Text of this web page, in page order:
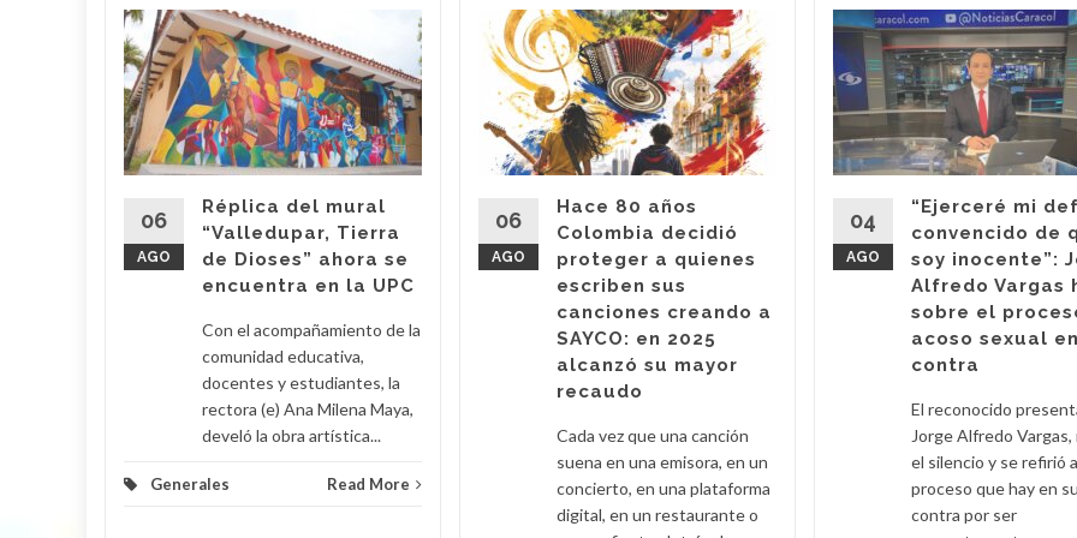
06
AGO
Réplica del mural
“Valledupar, Tierra
de Dioses” ahora se
encuentra en la UPC
Con el acompañamiento de la
comunidad educativa,
docentes y estudiantes, la
rectora (e) Ana Milena Maya,
develó la obra artística...
Generales Read More
06
AGO
Hace 80 años
Colombia decidió
proteger a quienes
escriben sus
canciones creando a
SAYCO: en 2025
alcanzó su mayor
recaudo
Cada vez que una canción
suena en una emisora, en un
concierto, en una plataforma
digital, en un restaurante o
04
AGO
“Ejerceré mi
convencido de
soy inocente”:
Alfredo Vargas
sobre el
acoso sexual
contra
El reconocido
Jorge Alfredo Vargas,
el silencio y se refirió
proceso que hay en su
contra por ser